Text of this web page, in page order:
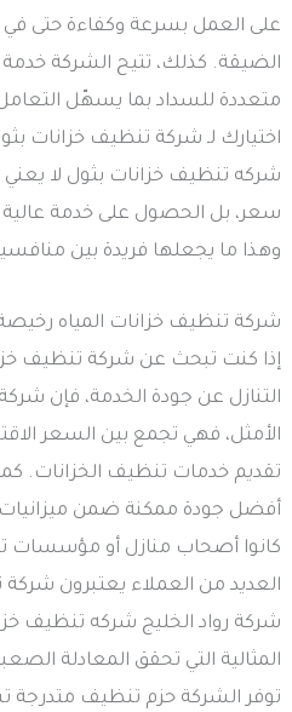
على العمل بسرعة وكفاءة حتى في
الضيقة. كذلك، تتيح الشركة خدمة
متعددة للسداد بما يسهّل
اختيارك لـ شركة تنظيف خزانات
شركه تنظيف خزانات بثول لا
سعر، بل الحصول على خدمة عالية
وهذا ما يجعلها فريدة بين
شركة تنظيف خزانات المياه
إذا كنت تبحث عن شركة تنظيف
التنازل عن جودة الخدمة، فإن
الأمثل، فهي تجمع بين السعر
تقديم خدمات تنظيف الخزانات.
أفضل جودة ممكنة ضمن
كانوا أصحاب منازل أو مؤسسات
العديد من العملاء يعتبرون
شركة رواد الخليج شركه تنظيف
المثالية التي تحقق المعادلة
توفر الشركة حزم تنظيف متدرجة